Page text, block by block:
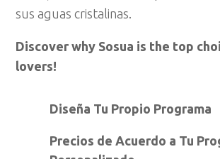
sus aguas cristalinas.
Discover why Sosua is the top
lovers!
Diseña Tu Propio Programa
Precios de Acuerdo a Tu